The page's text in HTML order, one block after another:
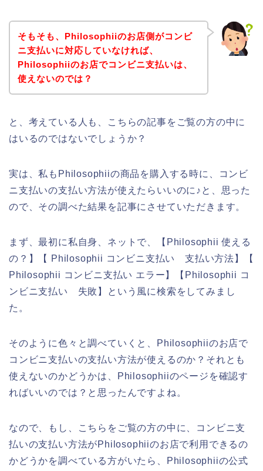
そもそも、Philosophiiのお店側がコンビ
ニ支払いに対応していなければ、
Philosophiiのお店でコンビニ支払いは、
使えないのでは？
と、考えている人も、こちらの記事をご覧の方の中に
はいるのではないでしょうか？
実は、私もPhilosophiiの商品を購入する時に、コンビ
ニ支払いの支払い方法が使えたらいいのに♪と、思った
ので、その調べた結果を記事にさせていただきます。
まず、最初に私自身、ネットで、【Philosophii 使える
の？】【 Philosophii コンビニ支払い 支払い方法】【
Philosophii コンビニ支払い エラー】【Philosophii コ
ンビニ支払い 失敗】という風に検索をしてみまし
た。
そのように色々と調べていくと、Philosophiiのお店で
コンビニ支払いの支払い方法が使えるのか？それとも
使えないのかどうかは、Philosophiiのページを確認す
ればいいのでは？と思ったんですよね。
なので、もし、こちらをご覧の方の中に、コンビニ支
払いの支払い方法がPhilosophiiのお店で利用できるの
かどうかを調べている方がいたら、Philosophiiの公式